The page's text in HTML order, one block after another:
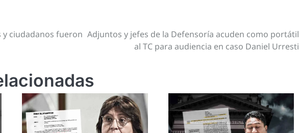
y ciudadanos fueron Adjuntos y jefes de la Defensoría acuden como portátil
al TC para audiencia en caso Daniel Urresti